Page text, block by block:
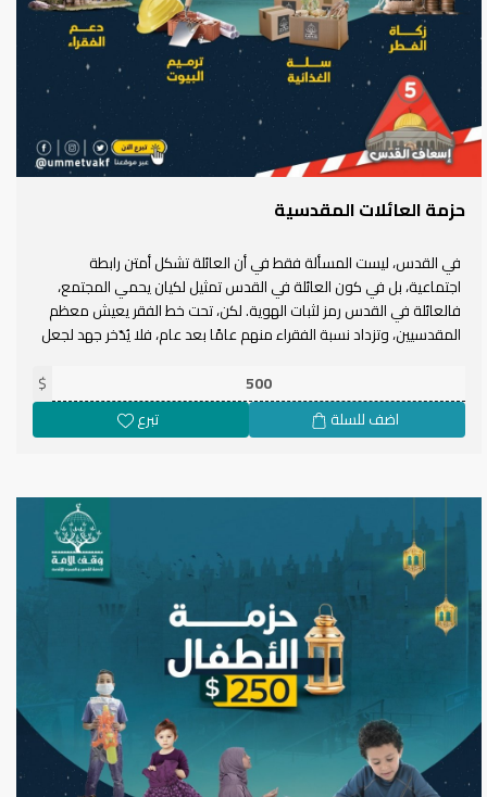
حزمة العائلات المقدسية
في القدس، ليست المسألة فقط في أن العائلة تشكل أمتن رابطة
اجتماعية، بل في كون العائلة في القدس تمثيل لكيان يحمي المجتمع،
فالعائلة في القدس رمز لثبات الهوية. لكن، تحت خط الفقر يعيش معظم
المقدسيين، وتزداد نسبة الفقراء منهم عامًا بعد عام، فلا يُدّخر جهد لجعل
تأمين قوت يومهم ولباسهم إلى الحفاظ على سقف فوق رؤوسهم، فمنذ
عام ١٩٦٧ يتم انتهاج سياسات التجاهل والإهمال تجاه الخدمات البلدية
والبنية التحتية ورفع تكاليف الترميم والترخيص والبناء وتعمد عدم تسجيل
المقدسيين إلى الهجرة الطوعية، فيصبح لكل شبر أرض أهمية بالغة ولكل
غرفة دور حاسم في صمود العائلات، وكل مولود هو ثقل في كفتنا على
ميزان الديموغرافيا. لكن يبقى لهذه العائلات التي تشكل رباطا حاميا
للمجتمع، حاجتها لكيان أكبر ليسندها، أي، حاجتها للأمة، أنجزنا في هذا
القطاع الكثير، وما زالت حاجته لدعمكم أكبر.
$
اضف للسلة تبرع